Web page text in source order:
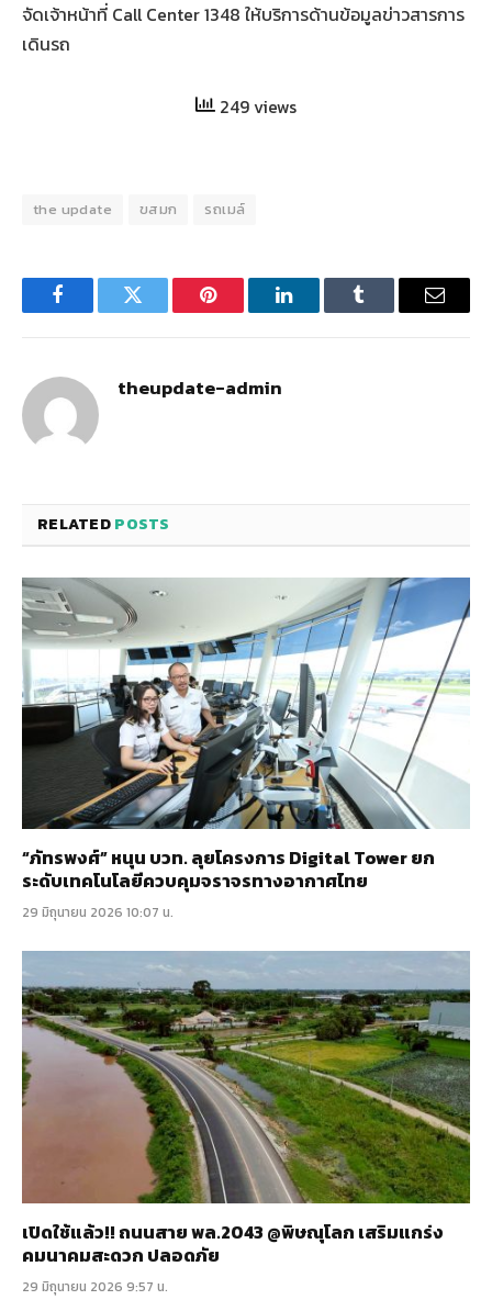
จัดเจ้าหน้าที่ Call Center 1348 ให้บริการด้านข้อมูลข่าวสารการ
เดินรถ
249 views
the update ขสมก รถเมล์
FacebookTwitter Pinterest LinkedInTumblr Email
theupdate-admin
RELATEDPOSTS
“ภัทรพงศ์” หนุน บวท. ลุยโครงการ Digital Tower ยก
ระดับเทคโนโลยีควบคุมจราจรทางอากาศไทย
29 มิถุนายน 2026 10:07 น.
เปิดใช้แล้ว!! ถนนสาย พล.2043 @พิษณุโลก เสริมแกร่ง
คมนาคมสะดวก ปลอดภัย
29 มิถุนายน 2026 9:57 น.